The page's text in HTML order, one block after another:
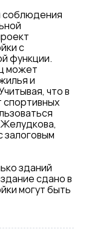
соблюдения
с
функции.
может
и
что в
залоговым
зданий
сдано в
могут быть